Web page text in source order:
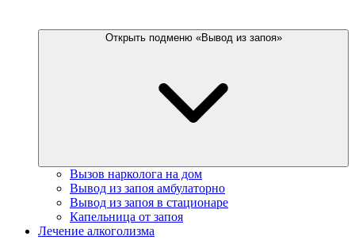
Открыть подменю «Вывод из запоя»
Вызов нарколога на дом
Вывод из запоя амбулаторно
Вывод из запоя в стационаре
Капельница от запоя
Лечение алкоголизма